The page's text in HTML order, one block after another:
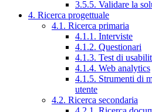
3.5.5. Validare la
4. Ricerca progettuale
4.1. Ricerca primaria
4.1.1. Interviste
4.1.2. Questionari
4.1.3. Test di
4.1.4. Web analytics
4.1.5. Strumenti di
utente
4.2. Ricerca secondaria